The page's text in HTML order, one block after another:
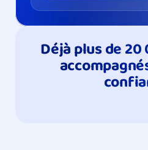
Déjà plus de